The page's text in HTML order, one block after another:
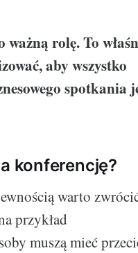
rolę. To
aby wszystko
spotkania
konferencję?
warto
przykład
muszą mieć